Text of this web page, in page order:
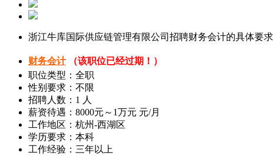
浙江牛库国际供应链管理有限公司招聘财务会计的具体要求
财务会计
（该职位已经过期！）
职位类型：全职
性别要求：不限
招聘人数：1 人
薪资待遇：8000元～1万元 元/月
工作地区：杭州-西湖区
学历要求：本科
工作经验：三年以上